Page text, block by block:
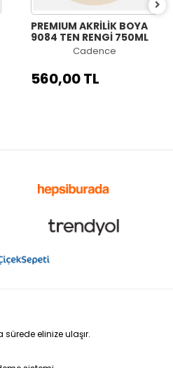
PREMIUM AKRİLİK BOYA
9084 TEN RENGİ 750ML
Cadence
560,00 TL
sürede elinize ulaşır.